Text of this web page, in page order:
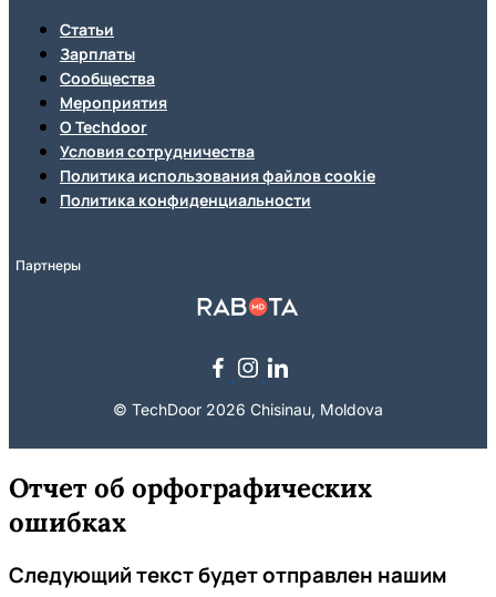
Статьи
Зарплаты
Сообщества
Мероприятия
О Techdoor
Условия сотрудничества
Политика использования файлов cookie
Политика конфиденциальности
Партнеры
© TechDoor 2026 Chisinau, Moldova
Отчет об орфографических
ошибках
Следующий текст будет отправлен нашим